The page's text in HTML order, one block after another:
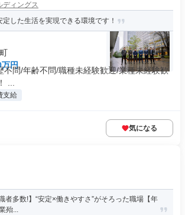
くても未経験から結果が出てます!
ディングス
定した生活を実現できる環境です！
万円
不問/年齢不問/職種未経験歓迎/業種未経験歓
...
支給
気になる
者多数!】“安定×働きやすさ”がそろった職場【年
殆...